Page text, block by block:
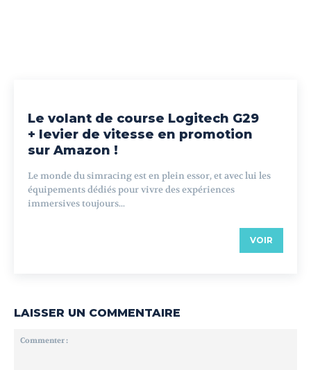
Le volant de course Logitech G29
+ levier de vitesse en promotion
sur Amazon !
Le monde du simracing est en plein essor, et avec lui les
équipements dédiés pour vivre des expériences
immersives toujours...
VOIR
LAISSER UN COMMENTAIRE